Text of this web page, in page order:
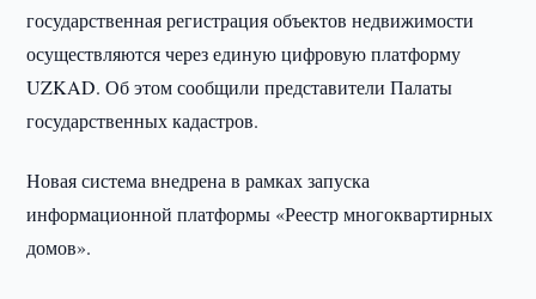
государственная регистрация объектов недвижимости
осуществляются через единую цифровую платформу
UZKAD. Об этом сообщили представители Палаты
государственных кадастров.
Новая система внедрена в рамках запуска
информационной платформы «Реестр многоквартирных
домов».